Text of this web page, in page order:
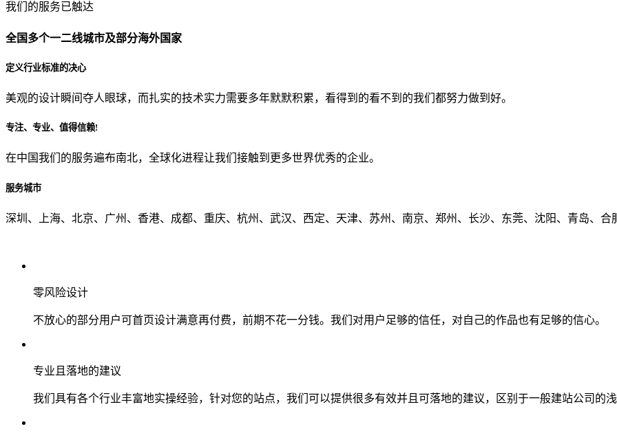
贵公司预算范围是？
贵公司的团队规模是？
从哪里了解到我们？
我们的服务已触达
全国多个一二线城市及部分海外国家
定义行业标准的决心
美观的设计瞬间夺人眼球，而扎实的技术实力需要多年默默积累，看得到的看不到的我们都努力做到好。
专注、专业、值得信赖!
在中国我们的服务遍布南北，全球化进程让我们接触到更多世界优秀的企业。
服务城市
深圳、上海、北京、广州、香港、成都、重庆、杭州、武汉、西定、天津、苏州、南京、郑州、长沙、东莞、沈阳、青岛、合
零风险设计
不放心的部分用户可首页设计满意再付费，前期不花一分钱。我们对用户足够的信任，对自己的作品也有足够的信心。
专业且落地的建议
我们具有各个行业丰富地实操经验，针对您的站点，我们可以提供很多有效并且可落地的建议，区别于一般建站公司的